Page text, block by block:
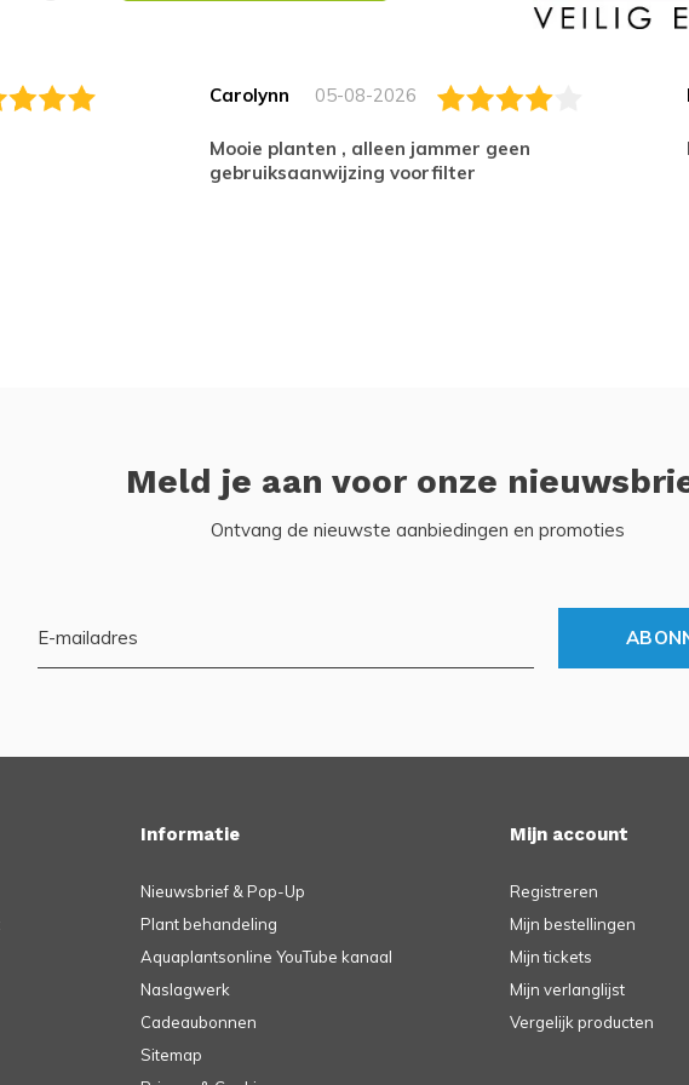
Carolynn 05-08-2026
Mooie planten , alleen jammer geen
gebruiksaanwijzing voorfilter
Meld je aan voor onze
Ontvang de nieuwste aanbiedingen en promoties
Informatie
Nieuwsbrief & Pop-Up
Plant behandeling
Aquaplantsonline YouTube kanaal
Naslagwerk
Cadeaubonnen
Sitemap
Mijn account
Registreren
Mijn bestellingen
Mijn tickets
Mijn verlanglijst
Vergelijk producten